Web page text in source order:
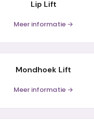
Lip Lift
Meer informatie →
Mondhoek Lift
Meer informatie →